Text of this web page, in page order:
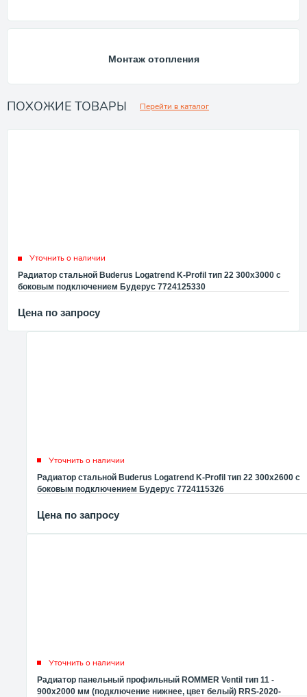
Монтаж отопления
ПОХОЖИЕ ТОВАРЫ Перейти в каталог
Уточнить о наличии
Радиатор стальной Buderus Logatrend K-Profil тип 22 300x3000 с
боковым подключением Будерус 7724125330
Цена по запросу
Уточнить о наличии
Радиатор стальной Buderus Logatrend K-Profil тип 22 300x2600 с
боковым подключением Будерус 7724115326
Цена по запросу
Уточнить о наличии
Радиатор панельный профильный ROMMER Ventil тип 11 -
900x2000 мм (подключение нижнее, цвет белый) RRS-2020-